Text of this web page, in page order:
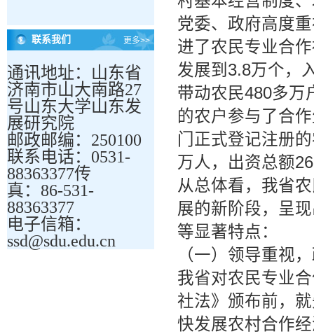
联系我们 更多>>
通讯地址：山东省
济南市山大南路27
号山东大学山东发
展研究院
邮政邮编：250100
联系电话：0531-
88363377传
真：86-531-
88363377
电子信箱：
ssd@sdu.edu.cn
党委、政府高度
进了农民专业合
发展到3.8万个，
带动农民480多万
的农户参与了合
门正式登记注册
万人，出资总额
从总体看，我省
展的新阶段，呈
等显著特点：
（一）领导重视
我省对农民专业
社法》颁布前，
快发展农村合作